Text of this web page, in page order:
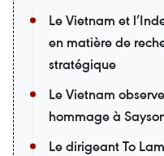
Le Vietnam et
en matière de
stratégique
Le Vietnam
hommage à
Le dirigeant To